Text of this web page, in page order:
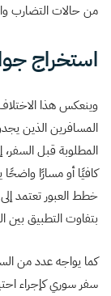
من حالات التضارب
استخراج
وينعكس هذا
المسافرين الذين
المطلوبة قبل
كافيًا أو مسارًا
خطط العبور تعتمد
بتفاوت التطبيق بين
كما يواجه عدد من
سفر سوري كإجراء